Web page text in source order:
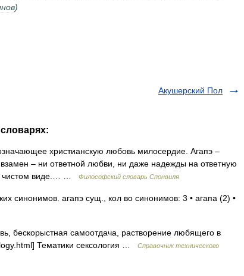
)
Акушерский Пол
христианскую любовь милосердие. Агапэ –
– ни ответной любви, ни даже надежды на ответную
чистом виде.… …
Философский словарь Спонвиля
синонимов. агапэ сущ., кол во синонимов: 3 • агапа (2) •
бескорыстная самоотдача, растворение любящего в
Тематики сексология …
Справочник технического